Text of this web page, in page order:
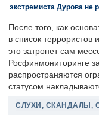
экстремиста Дурова не
После того, как
в список террористов
это затронет сам
Росфинмониторинге
распространяются
статусом
СЛУХИ, СКАНДАЛЫ,